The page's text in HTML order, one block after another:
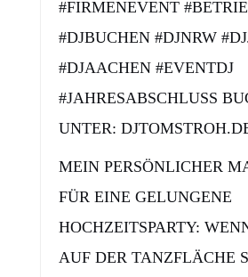
#FIRMENEVENT
#DJBUCHEN #DJNRW
#DJAACHEN #EVENTDJ
#JAHRESABSCHLUSS
UNTER:
MEIN PERSÖNLICHER
ÜR EINE GELUNGENE H
OCHZEITSPARTY: WENN
UF DER TANZFLÄCHE